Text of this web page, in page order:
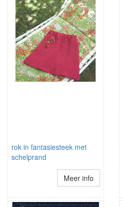
rok in fantasiesteek met
schelprand
Meer info